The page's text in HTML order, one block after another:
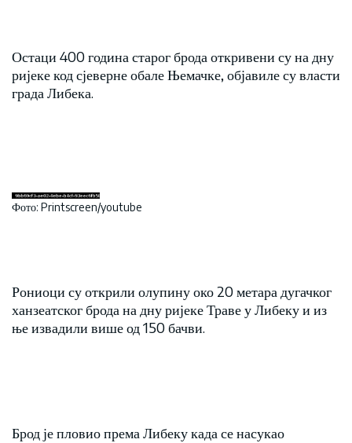
Остаци 400 година старог брода откривени су на дну
ријеке код сјеверне обале Њемачке, објавиле су власти
града Либека.
Фото: Printscreen/youtube
Рониоци су открили олупину око 20 метара дугачког
ханзеатског брода на дну ријеке Траве у Либеку и из
ње извадили више од 150 бачви.
Брод је пловио према Либеку када се насукао